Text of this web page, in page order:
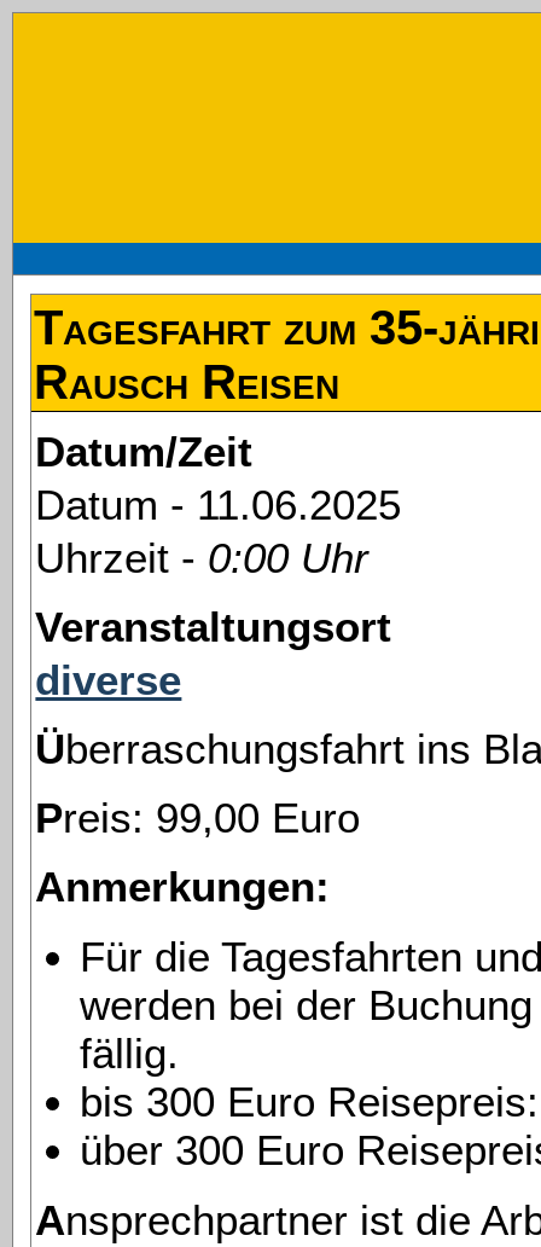
Tagesfahrt zum 35-
Rausch Reisen
Datum/Zeit
Datum - 11.06.2025
Uhrzeit - 0:00 Uhr
Veranstaltungsort
diverse
Überraschungsfahrt ins
Preis: 99,00 Euro
Anmerkungen:
Für die Tagesfahrten
werden bei der
fällig.
bis 300 Euro
über 300 Euro
Ansprechpartner ist die Arbeitsgruppe